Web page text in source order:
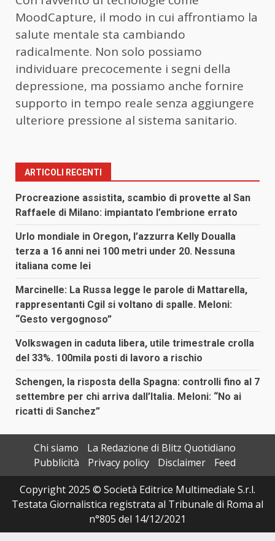
MoodCapture, il modo in cui affrontiamo la
salute mentale sta cambiando
radicalmente. Non solo possiamo
individuare precocemente i segni della
depressione, ma possiamo anche fornire
supporto in tempo reale senza aggiungere
ulteriore pressione al sistema sanitario.
ARTICOLI RECENTI
Procreazione assistita, scambio di provette al San
Raffaele di Milano: impiantato l’embrione errato
Urlo mondiale in Oregon, l’azzurra Kelly Doualla
terza a 16 anni nei 100 metri under 20. Nessuna
italiana come lei
Marcinelle: La Russa legge le parole di Mattarella,
rappresentanti Cgil si voltano di spalle. Meloni:
“Gesto vergognoso”
Volkswagen in caduta libera, utile trimestrale crolla
del 33%. 100mila posti di lavoro a rischio
Schengen, la risposta della Spagna: controlli fino al 7
settembre per chi arriva dall’Italia. Meloni: “No ai
ricatti di Sanchez”
Chi siamo
La Redazione di Blitz Quotidiano
Pubblicità
Privacy policy Disclaimer
Feed
Copyright 2025 © Società Editrice Multimediale S.r.l.
Testata Giornalistica registrata al Tribunale di Roma al
n°805 del 14/12/2021